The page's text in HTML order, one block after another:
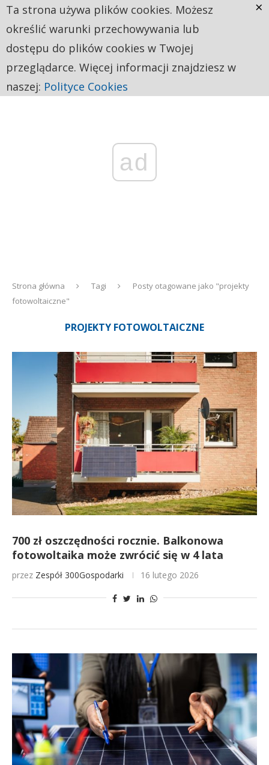
ad
Strona główna Tagi
Posty otagowane jako "projekty
fotowoltaiczne"
PROJEKTY FOTOWOLTAICZNE
700 zł oszczędności rocznie. Balkonowa
fotowoltaika może zwrócić się w 4 lata
przez Zespół 300Gospodarki 16 lutego 2026
Ta strona używa plików cookies. Możesz
określić warunki przechowywania lub
dostępu do plików cookies w Twojej
przeglądarce. Więcej informacji znajdziesz w
naszej: Polityce Cookies
×